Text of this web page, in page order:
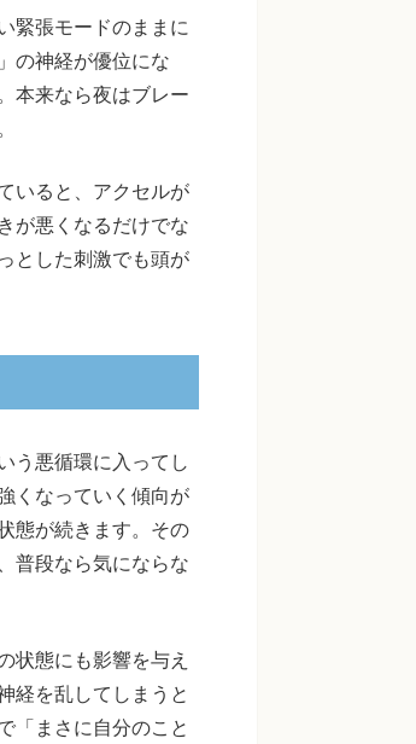
緊張モードのままに
の神経が優位にな
本来なら夜はブレー
いると、アクセルが
が悪くなるだけでな
とした刺激でも頭が
う悪循環に入ってし
くなっていく傾向が
態が続きます。その
普段なら気にならな
状態にも影響を与え
経を乱してしまうと
「まさに自分のこと